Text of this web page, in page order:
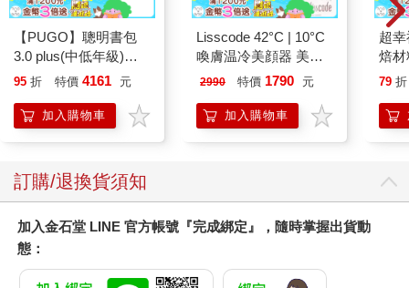
【PUGO】聰明書包
3.0 plus(中低年級)酷
黑 全新進化玩美上市
95 折 特價 4161 元
加入購物車
Lisscode 42°C | 10°C
喚膚温冷美顔器 美膚
儀
2990 特價 1790 元
加入購物車
超
焙
愛
79 折
訂購/退換貨須知
加入金石堂 LINE 官方帳號『完成綁定』，隨時掌握出貨動
態：